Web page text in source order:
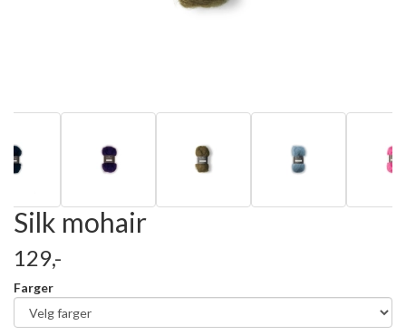
Silk mohair
129,-
Farger